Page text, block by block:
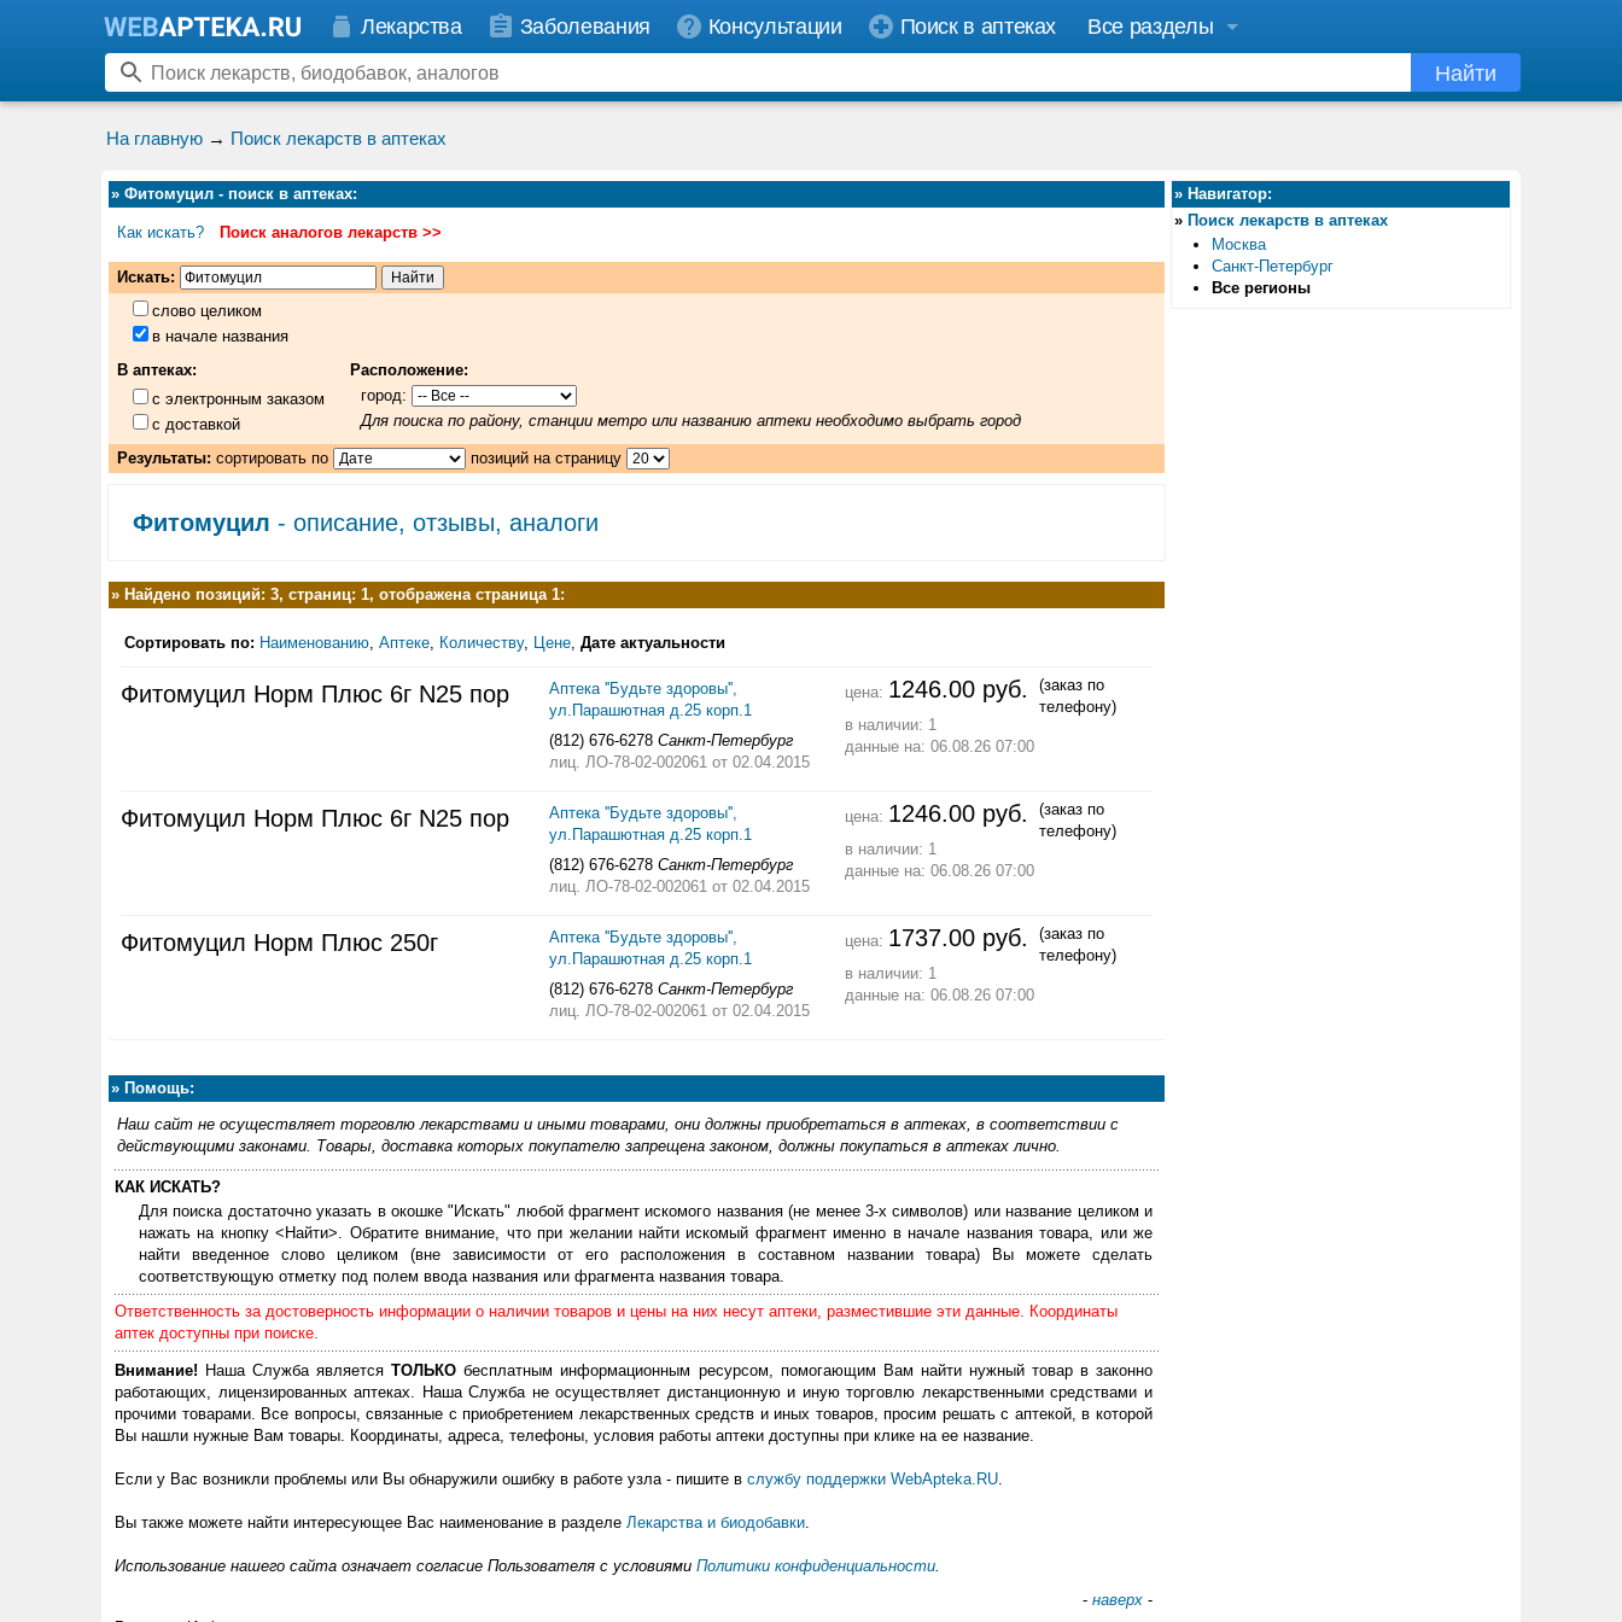
Лекарства Заболевания Консультации Поиск в аптеках
Все разделы
Найти
На главную → Поиск лекарств в аптеках
» Фитомуцил - поиск в аптеках:
Как искать? Поиск аналогов лекарств >>
Искать:
слово целиком
в начале названия
В аптеках:
с электронным заказом
с доставкой
Расположение:
город:
Для поиска по району, станции метро или названию аптеки необходимо выбрать город
Результаты: сортировать по позиций на страницу
Фитомуцил - описание, отзывы, аналоги
» Найдено позиций: 3, страниц: 1, отображена страница 1:
Сортировать по: Наименованию Аптеке Количеству, Цене Дате актуальности
Фитомуцил Норм Плюс 6г N25 пор
Аптека ''Будьте здоровы'',
ул.Парашютная д.25 корп.1
(812) 676-6278 Санкт-Петербург
лиц. ЛО-78-02-002061 от 02.04.2015
цена: 1246.00 руб.
в наличии: 1
данные на: 06.08.26 07:00
(заказ по
телефону)
Фитомуцил Норм Плюс 6г N25 пор
Аптека ''Будьте здоровы'',
ул.Парашютная д.25 корп.1
(812) 676-6278 Санкт-Петербург
лиц. ЛО-78-02-002061 от 02.04.2015
цена: 1246.00 руб.
в наличии: 1
данные на: 06.08.26 07:00
(заказ по
телефону)
Фитомуцил Норм Плюс 250г
Аптека ''Будьте здоровы'',
ул.Парашютная д.25 корп.1
(812) 676-6278 Санкт-Петербург
лиц. ЛО-78-02-002061 от 02.04.2015
цена: 1737.00 руб.
в наличии: 1
данные на: 06.08.26 07:00
(заказ по
телефону)
» Помощь:
Наш сайт не осуществляет торговлю лекарствами и иными товарами, они должны приобретаться в аптеках, в соответствии с
действующими законами. Товары, доставка которых покупателю запрещена законом, должны покупаться в аптеках лично.
КАК ИСКАТЬ?
Для поиска достаточно указать в окошке "Искать" любой фрагмент искомого названия (не менее 3-х символов) или название целиком и
нажать на кнопку <Найти>. Обратите внимание, что при желании найти искомый фрагмент именно в начале названия товара, или же
найти введенное слово целиком (вне зависимости от его расположения в составном названии товара) Вы можете сделать
соответствующую отметку под полем ввода названия или фрагмента названия товара.
Ответственность за достоверность информации о наличии товаров и цены на них несут аптеки, разместившие эти данные. Координаты
аптек доступны при поиске.
Внимание! Наша Служба являетсяТОЛЬКО бесплатным информационным ресурсом, помогающим Вам найти нужный товар в законно
работающих, лицензированных аптеках. Наша Служба не осуществляет дистанционную и иную торговлю лекарственными средствами и
прочими товарами. Все вопросы, связанные с приобретением лекарственных средств и иных товаров, просим решать с аптекой, в которой
Вы нашли нужные Вам товары. Координаты, адреса, телефоны, условия работы аптеки доступны при клике на ее название.
Если у Вас возникли проблемы или Вы обнаружили ошибку в работе узла - пишите в службу поддержки WebApteka.RU
Вы также можете найти интересующее Вас наименование в разделе Лекарства и биодобавки
Использование нашего сайта означает согласие Пользователя с условиями Политики конфиденциальности
- наверх -
» Навигатор:
» Поиск лекарств в аптеках
Москва
Санкт-Петербург
Все регионы